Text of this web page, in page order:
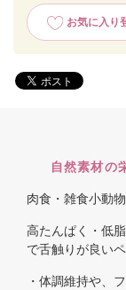
お気に入り
自然素材の
肉食・雑食小動
高たんぱく・低
で舌触りが良い
・体調維持や、